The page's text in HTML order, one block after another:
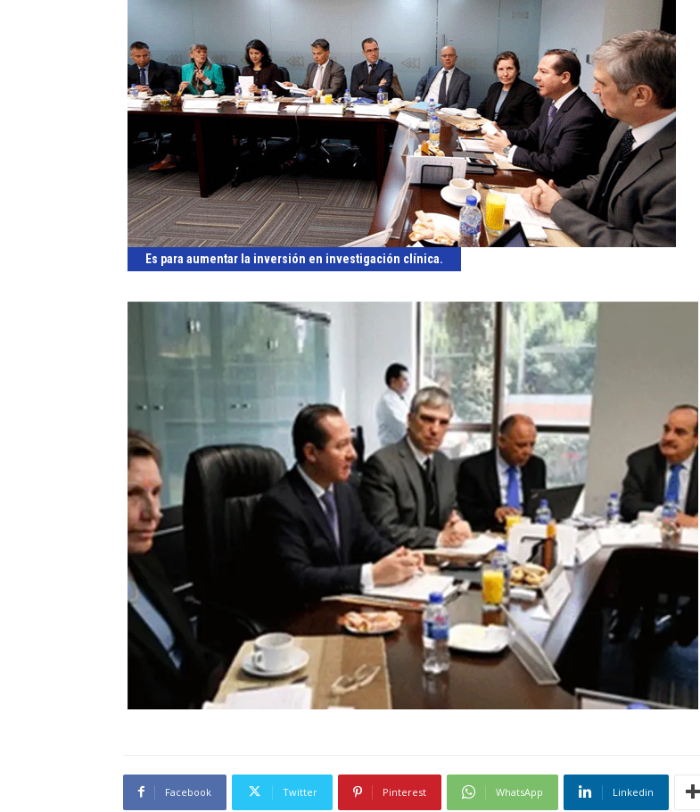
Es para aumentar la inversión en investigación clínica.
Facebook Twitter Pinterest WhatsApp Linkedin